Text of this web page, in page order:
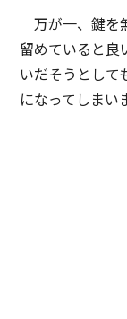
万が一、鍵を
留めていると良
いだそうとして
になってしまい